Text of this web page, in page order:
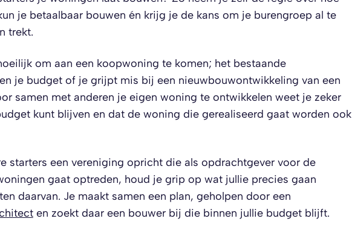
je betaalbaar bouwen én krijg je de kans om je burengroep al te
trekt.
om aan een koopwoning te komen; het bestaande
je budget of je grijpt mis bij een nieuwbouwontwikkeling van een
samen met anderen je eigen woning te ontwikkelen weet je zeker
kunt blijven en dat de woning die gerealiseerd gaat worden ook
starters een vereniging opricht die als opdrachtgever voor de
gaat optreden, houd je grip op wat jullie precies gaan
daarvan. Je maakt samen een plan, geholpen door een
en zoekt daar een bouwer bij die binnen jullie budget blijft.